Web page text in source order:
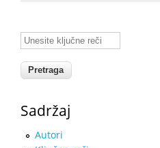
Unesite ključne reči
Sadržaj
Autori